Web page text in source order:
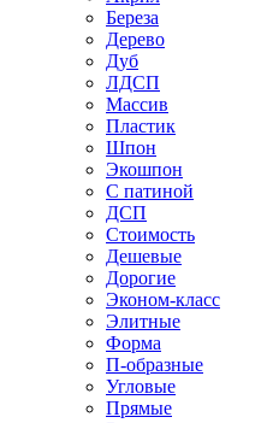
Береза
Дерево
Дуб
ЛДСП
Массив
Пластик
Шпон
Экошпон
С патиной
ДСП
Стоимость
Дешевые
Дорогие
Эконом-класс
Элитные
Форма
П-образные
Угловые
Прямые